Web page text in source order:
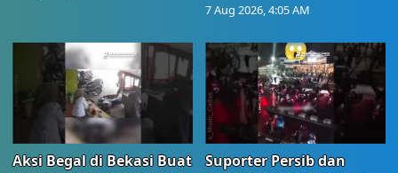
7 Aug 2026, 4:05 AM
Aksi Begal di Bekasi Buat
Suporter Persib dan